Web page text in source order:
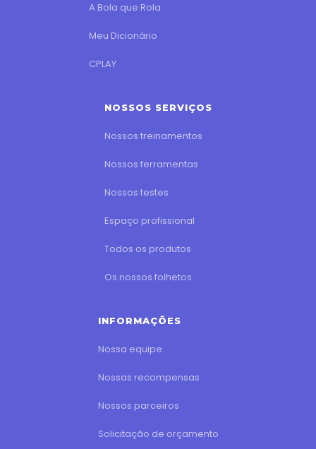
A Bola que Rola
Meu Dicionário
CPLAY
NOSSOS SERVIÇOS
Nossos treinamentos
Nossos ferramentas
Nossos testes
Espaço profissional
Todos os produtos
Os nossos folhetos
INFORMAÇÕES
Nossa equipe
Nossas recompensas
Nossos parceiros
Solicitação de orçamento